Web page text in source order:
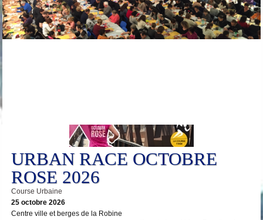
URBAN RACE OCTOBRE
ROSE 2026
Course Urbaine
25 octobre 2026
Centre ville et berges de la Robine